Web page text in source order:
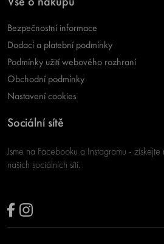
Bezpečnostní informace
Dodací a platební podmínky
Podmínky užití webového rozhraní
Obchodní podmínky
Nastavení cookies
Sociální sítě
Jsme na Facebooku a Instagramu -
našich sociálních sítí.